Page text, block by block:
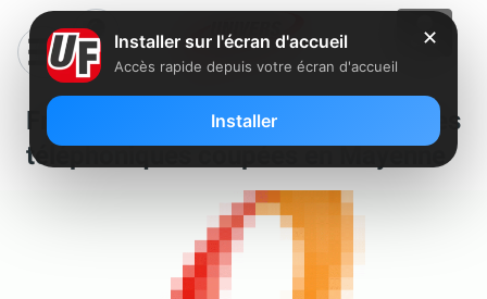
France Télécom : 7 756 lignes
téléphoniques coupées en Mayenne
✕
Installer sur l'écran d'accueil
Accès rapide depuis votre écran d'accueil
Installer